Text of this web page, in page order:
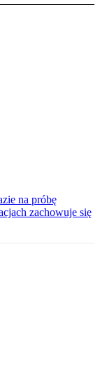
na próbę
zachowuje się